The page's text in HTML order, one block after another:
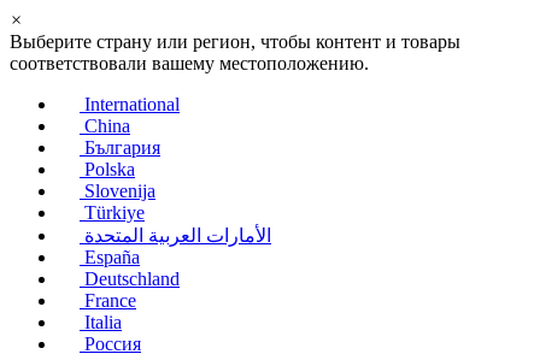
×
Выберите страну или регион, чтобы контент и товары
соответствовали вашему местоположению.
International
China
България
Polska
Slovenija
Türkiye
الأمارات العربية المتحدة
España
Deutschland
France
Italia
Россия